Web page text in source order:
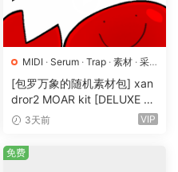
MIDI · Serum · Trap · 素材 · 采
样·预置
[包罗万象的随机素材包] xan
dror2 MOAR kit [DELUXE VE
RSION] [WAV, MiDi]（3.1G
3天前 VIP
免费